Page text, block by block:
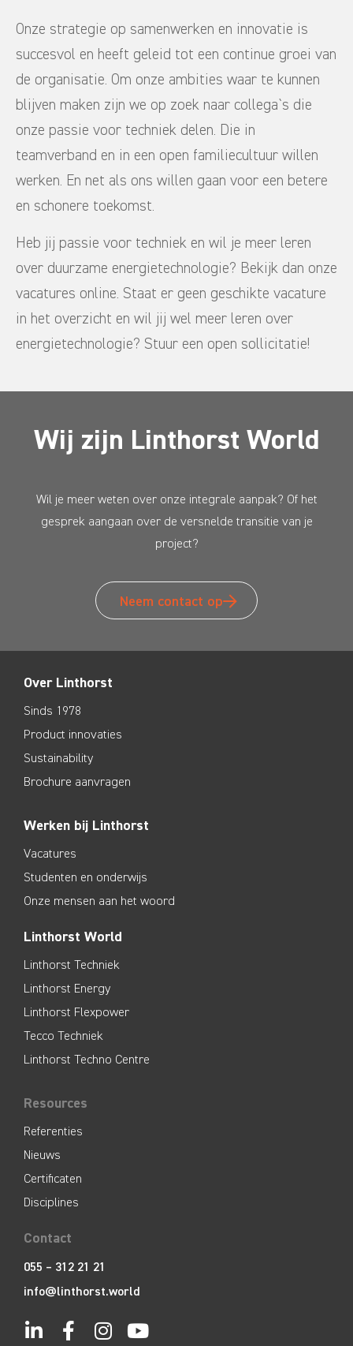
Onze strategie op samenwerken en innovatie is
succesvol en heeft geleid tot een continue groei van
de organisatie. Om onze ambities waar te kunnen
blijven maken zijn we op zoek naar collega`s die
onze passie voor techniek delen. Die in
teamverband en in een open familiecultuur willen
werken. En net als ons willen gaan voor een betere
en schonere toekomst.
Heb jij passie voor techniek en wil je meer leren
over duurzame energietechnologie? Bekijk dan onze
vacatures online. Staat er geen geschikte vacature
in het overzicht en wil jij wel meer leren over
energietechnologie? Stuur een open sollicitatie!
Wij zijn Linthorst World
Wil je meer weten over onze integrale aanpak? Of het
gesprek aangaan over de versnelde transitie van je
project?
Neem contact op
Over Linthorst
Sinds 1978
Product innovaties
Sustainability
Brochure aanvragen
Werken bij Linthorst
Vacatures
Studenten en onderwijs
Onze mensen aan het woord
Linthorst World
Linthorst Techniek
Linthorst Energy
Linthorst Flexpower
Tecco Techniek
Linthorst Techno Centre
Resources
Referenties
Nieuws
Certificaten
Disciplines
Contact
055 – 312 21 21
info@linthorst.world